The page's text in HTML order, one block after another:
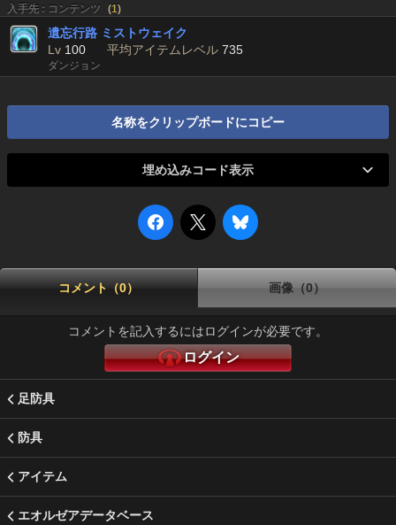
入手先 : コンテンツ (1)
遺忘行路 ミストウェイク
Lv 100 平均アイテムレベル 735
ダンジョン
名称をクリップボードにコピー
埋め込みコード表示
コメント（0） 画像（0）
コメントを記入するにはログインが必要です。
ログイン
足防具
防具
アイテム
エオルゼアデータベース